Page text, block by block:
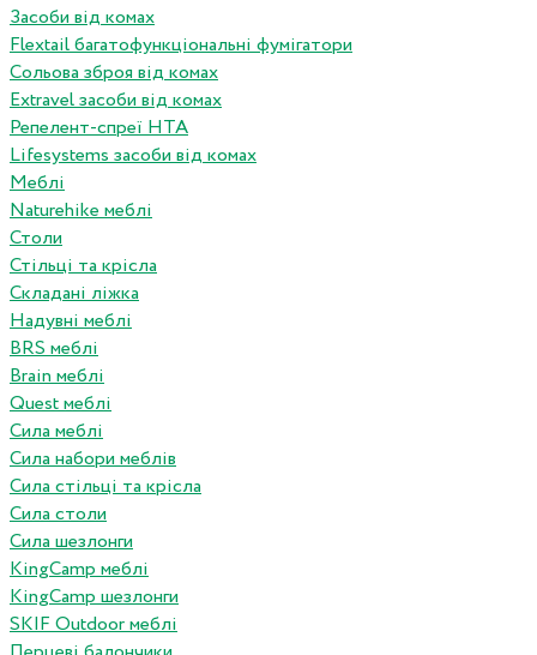
Засоби від комах
Flextail багатофункціональні фумігатори
Сольова зброя від комах
Extravel засоби від комах
Репелент-спреї HTA
Lifesystems засоби від комах
Меблі
Naturehike меблі
Столи
Стільці та крісла
Складані ліжка
Надувні меблі
BRS меблі
Brain меблі
Quest меблі
Сила меблі
Сила набори меблів
Сила стільці та крісла
Сила столи
Сила шезлонги
KingCamp меблі
KingCamp шезлонги
SKIF Outdoor меблі